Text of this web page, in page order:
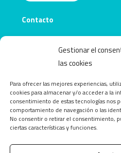
Gestionar el
las cookies
Para ofrecer las mejores experiencias,
cookies para almacenar y/o acceder a la
consentimiento de estas tecnologías nos
comportamiento de navegación o las
No consentir o retirar el consentimiento,
ciertas características y funciones.
Contacto
info@obecentro.com